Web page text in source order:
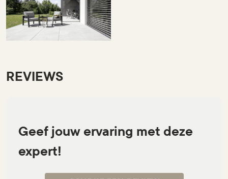
REVIEWS
Geef jouw ervaring met deze
expert!